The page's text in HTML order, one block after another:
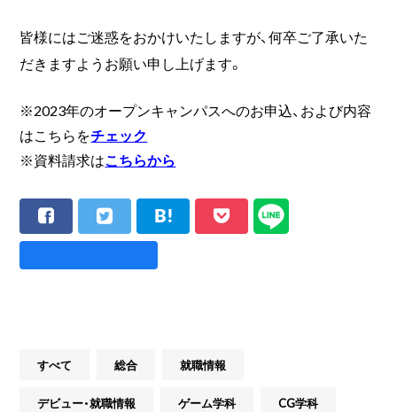
皆様にはご迷惑をおかけいたしますが、何卒ご了承いた
だきますようお願い申し上げます。
※2023年のオープンキャンパスへのお申込、および内容
はこちらをチェック
※資料請求はこちらから
すべて 総合 就職情報
デビュー・就職情報 ゲーム学科 CG学科